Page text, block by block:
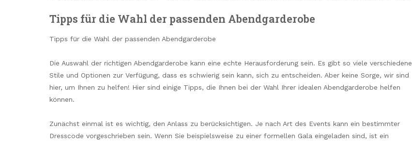
Tipps für die Wahl der passenden Abendgarderobe
Tipps für die Wahl der passenden Abendgarderobe
Die Auswahl der richtigen Abendgarderobe kann eine echte Herausforderung sein. Es gibt so viele verschiedene
Stile und Optionen zur Verfügung, dass es schwierig sein kann, sich zu entscheiden. Aber keine Sorge, wir sind
hier, um Ihnen zu helfen! Hier sind einige Tipps, die Ihnen bei der Wahl Ihrer idealen Abendgarderobe helfen
können.
Zunächst einmal ist es wichtig, den Anlass zu berücksichtigen. Je nach Art des Events kann ein bestimmter
Dresscode vorgeschrieben sein. Wenn Sie beispielsweise zu einer formellen Gala eingeladen sind, ist ein